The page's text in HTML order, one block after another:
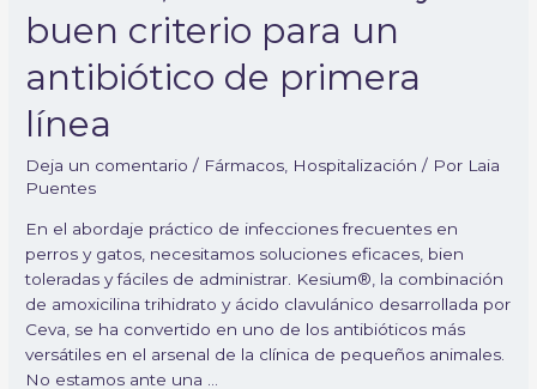
buen criterio para un
antibiótico de primera
línea
Deja un comentario / Fármacos, Hospitalización / Por Laia
Puentes
En el abordaje práctico de infecciones frecuentes en
perros y gatos, necesitamos soluciones eficaces, bien
toleradas y fáciles de administrar. Kesium®, la combinación
de amoxicilina trihidrato y ácido clavulánico desarrollada por
Ceva, se ha convertido en uno de los antibióticos más
versátiles en el arsenal de la clínica de pequeños animales.
No estamos ante una …
línea